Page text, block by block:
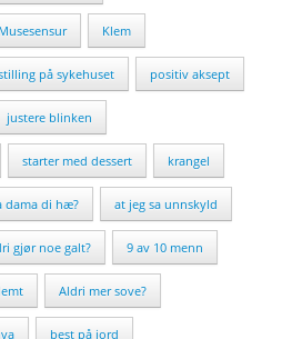
Musesensur Klem
på sykehuset positiv aksept
justere blinken
starter med dessert krangel
dama di hæ? at jeg sa unnskyld
gjør noe galt? 9 av 10 menn
Aldri mer sove?
best på jord